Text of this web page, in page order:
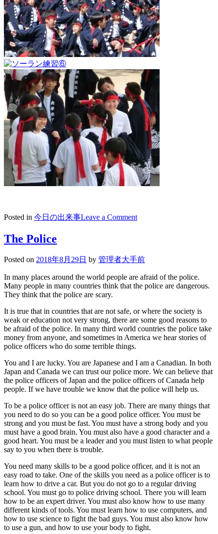
Posted in 今日の出来事Leave a Commenton
本
豪
雨
生
募
金
な
に
ソ
ー
ン
練
習
The Police
Posted on 2018年8月29日 by 管理者大手前
In many places around the world people are afraid of the police.
Many people in many countries think that the police are dangerous.
They think that the police are scary.
It is true that in countries that are not safe, or where the society is
weak or education not very strong, there are some good reasons to
be afraid of the police. In many third world countries the police take
money from anyone, and sometimes in America we hear stories of
police officers who do some terrible things.
You and I are lucky. You are Japanese and I am a Canadian. In both
Japan and Canada we can trust our police more. We can believe that
the police officers of Japan and the police officers of Canada help
people. If we have trouble we know that the police will help us.
To be a police officer is not an easy job. There are many things that
you need to do so you can be a good police officer. You must be
strong and you must be fast. You must have a strong body and you
must have a good brain. You must also have a good character and a
good heart. You must be a leader and you must listen to what people
say to you when there is trouble.
You need many skills to be a good police officer, and it is not an
easy road to take. One of the skills you need as a police officer is to
learn how to drive a car. But you do not go to a regular driving
school. You must go to police driving school. There you will learn
how to be an expert driver. You must also know how to use many
different kinds of tools. You must learn how to use computers, and
how to use science to fight the bad guys. You must also know how
to use a gun, and how to use your body to fight.